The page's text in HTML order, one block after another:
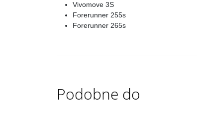
Vivomove 3S
Forerunner 255s
Forerunner 265s
Podobne do